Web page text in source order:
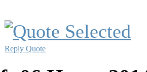
Reply Quote